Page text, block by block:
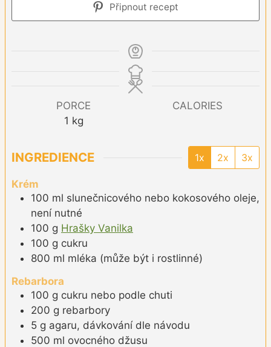
Připnout recept
PORCE
1 kg
CALORIES
INGREDIENCE 1x 2x 3x
Krém
100 ml slunečnicového nebo kokosového oleje,
není nutné
100 g Hrašky Vanilka
100 g cukru
800 ml mléka (může být i rostlinné)
Rebarbora
100 g cukru nebo podle chuti
200 g rebarbory
5 g agaru, dávkování dle návodu
500 ml ovocného džusu